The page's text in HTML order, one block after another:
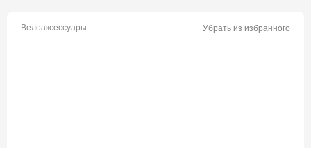
Велоаксессуары Убрать из избранного